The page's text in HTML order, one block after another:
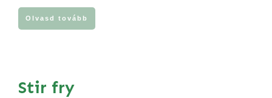
Olvasd tovább
Stir fry